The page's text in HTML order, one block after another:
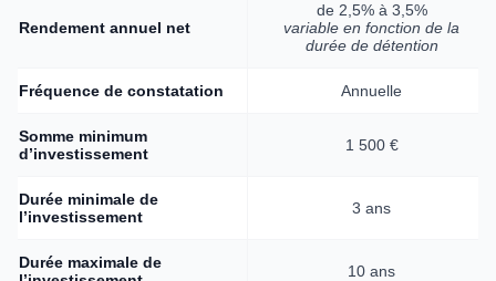
Rendement annuel net
de 2,5% à 3,5%
variable en fonction de la
durée de détention
Fréquence de constatation Annuelle
Somme minimum
d’investissement
1 500 €
Durée minimale de
l’investissement
3 ans
Durée maximale de
10 ans